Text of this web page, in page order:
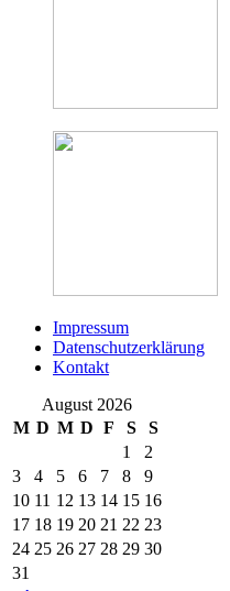
Impressum
Datenschutzerklärung
Kontakt
August 2026
M D M D F S
S
1
2
3
4 5 6 7 8
9
10 11 12 13 14 15 16
17 18 19 20 21 22 23
24 25 26 27 28 29 30
31